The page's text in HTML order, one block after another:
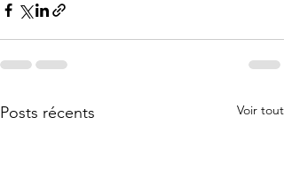
Posts récents Voir tout